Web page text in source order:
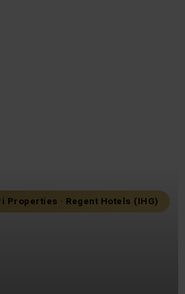
Properties · Regent Hotels (IHG)